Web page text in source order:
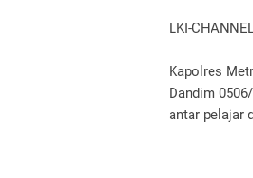
LKI-
Kapolres
Dandim
antar pelajar